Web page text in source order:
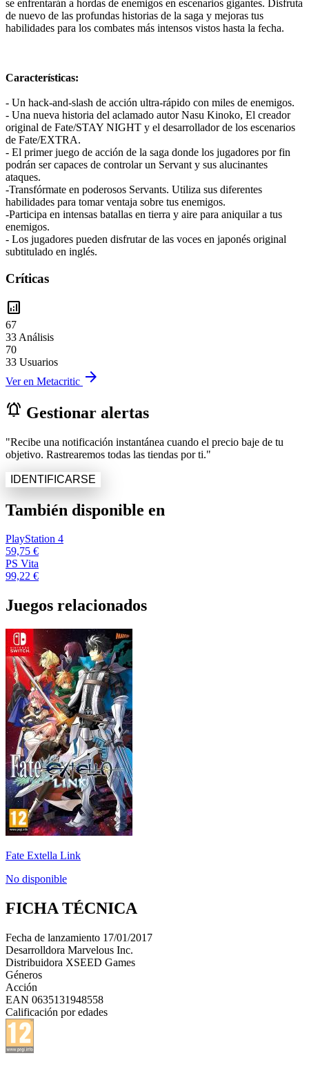
se enfrentarán a hordas de enemigos en escenarios gigantes. Disfruta
de nuevo de las profundas historias de la saga y mejoras tus
habilidades para los combates más intensos vistos hasta la fecha.
Características:
- Un hack-and-slash de acción ultra-rápido con miles de enemigos.
- Una nueva historia del aclamado autor Nasu Kinoko, El creador
original de Fate/STAY NIGHT y el desarrollador de los escenarios
de Fate/EXTRA.
- El primer juego de acción de la saga donde los jugadores por fin
podrán ser capaces de controlar un Servant y sus alucinantes
ataques.
-Transfórmate en poderosos Servants. Utiliza sus diferentes
habilidades para tomar ventaja sobre tus enemigos.
-Participa en intensas batallas en tierra y aire para aniquilar a tus
enemigos.
- Los jugadores pueden disfrutar de las voces en japonés original
subtitulado en inglés.
Críticas
analytics
67
33 Análisis
70
33 Usuarios
Ver en Metacritic arrow_forward
notifications_active Gestionar alertas
"Recibe una notificación instantánea cuando el precio baje de tu
objetivo. Rastrearemos todas las tiendas por ti."
IDENTIFICARSE
También disponible en
PlayStation 4
59,75 €
PS Vita
99,22 €
Juegos relacionados
Fate Extella Link
No disponible
FICHA TÉCNICA
Fecha de lanzamiento 17/01/2017
Desarrolldora Marvelous Inc.
Distribuidora XSEED Games
Géneros
Acción
EAN 0635131948558
Calificación por edades